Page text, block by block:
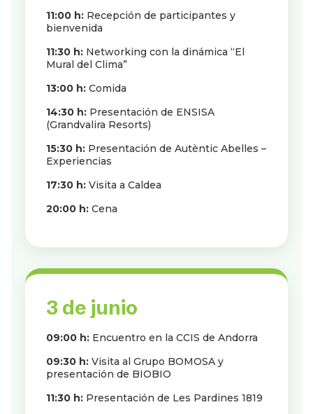
11:00 h: Recepción de participantes y
bienvenida
11:30 h: Networking con la dinámica “El
Mural del Clima”
13:00 h: Comida
14:30 h: Presentación de ENSISA
(Grandvalira Resorts)
15:30 h: Presentación de Autèntic Abelles –
Experiencias
17:30 h: Visita a Caldea
20:00 h: Cena
3 de junio
09:00 h: Encuentro en la CCIS de Andorra
09:30 h: Visita al Grupo BOMOSA y
presentación de BIOBIO
11:30 h: Presentación de Les Pardines 1819